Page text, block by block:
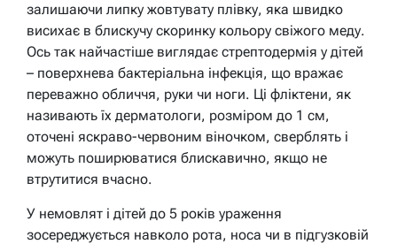
залишаючи липку жовтувату плівку, яка швидко
висихає в блискучу скоринку кольору свіжого меду.
Ось так найчастіше виглядає стрептодермія у дітей
– поверхнева бактеріальна інфекція, що вражає
переважно обличчя, руки чи ноги. Ці фліктени, як
називають їх дерматологи, розміром до 1 см,
оточені яскраво-червоним віночком, сверблять і
можуть поширюватися блискавично, якщо не
втрутитися вчасно.
У немовлят і дітей до 5 років ураження
зосереджується навколо рота, носа чи в підгузковій